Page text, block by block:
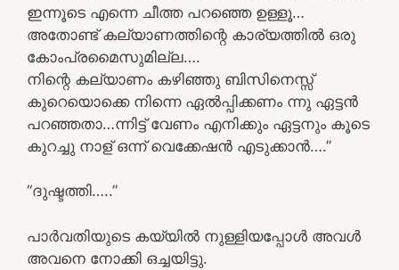
ഇന്നൂടെ എന്നെ ചീത്ത പറഞ്ഞെ ഉള്ളൂ…
അതോണ്ട് കല്യാണത്തിന്റെ കാര്യത്തിൽ ഒരു
കോംപ്രമൈസുമില്ല….
നിന്റെ കല്യാണം കഴിഞ്ഞു ബിസിനെസ്സ്
കുറെയൊക്കെ നിന്നെ ഏൽപ്പിക്കണം ന്നു ഏട്ടൻ
പറഞ്ഞതാ…ന്നിട്ട് വേണം എനിക്കും ഏട്ടനും കൂടെ
കുറച്ചു നാള് ഒന്ന് വെക്കേഷൻ എടുക്കാൻ….”
“ദുഷ്ടത്തി…..”
പാർവതിയുടെ കയ്യിൽ നുള്ളിയപ്പോൾ അവൾ
അവനെ നോക്കി ഒച്ചയിട്ടു.